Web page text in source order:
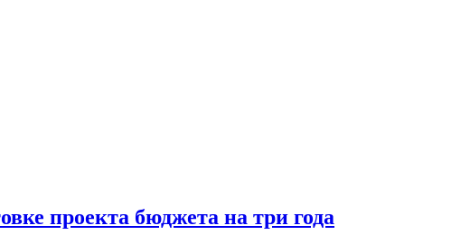
проекта бюджета на три года